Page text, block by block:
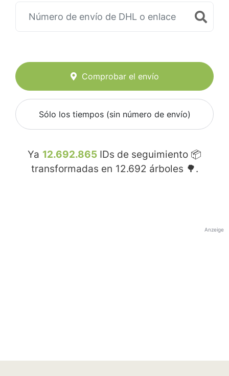
Comprobar el envío
Sólo los tiempos (sin número de envío)
Ya 12.692.865 IDs de seguimiento 📦
transformadas en 12.692 árboles 🌳.
Anzeige